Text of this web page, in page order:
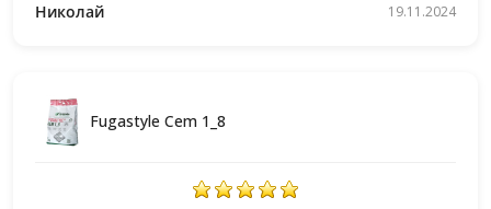
Николай 19.11.2024
Fugastyle Cem 1_8